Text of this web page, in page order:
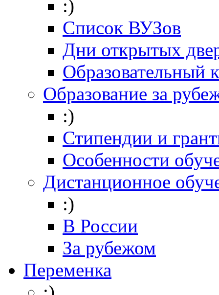
:)
Список ВУЗов
Дни открытых
Образовательный
Образование за
:)
Стипендии и
Особенности
Дистанционное
:)
В России
За рубежом
Переменка